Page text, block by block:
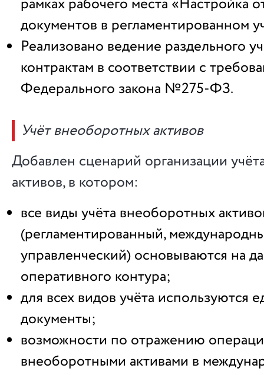
рамках рабочего места «Настройка
документов в регламентированном
Реализовано ведение раздельного
контрактам в соответствии с
Федерального закона №275-ФЗ.
Учёт внеоборотных активов
Добавлен сценарий организации
активов, в котором:
все виды учёта внеоборотных
(регламентированный,
управленческий) основываются на
оперативного контура;
для всех видов учёта используются
документы;
возможности по отражению
внеоборотными активами в